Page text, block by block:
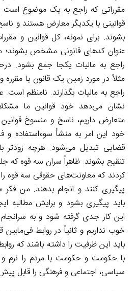
مقرراتی که راجع به یک موضوع است
قوانینی با یکدیگر معارض هستند و
عنوان کدهای قانونی مشخص بشوند؛
راجع به مالیات یکجا جمع بشود.
مثلاً در مورد زمین یک قانون یا
راجع به مالیات بگذارند. نامنظم است.
نشان می‌دهد خود قوانین ما
متعارض داریم، ناسخ و منسوخ
خود این امر به منشأ سوءاستفاده و
قضایی تبدیل می‌شود. هرچه زودتر
تنقیح بشوند. ظاهراً سران سه قوه که
کردند که معاونت‌های حقوقی سه قوه را
پیگیری کنند و انجام بدهند. من فکر
باید پیگیری بشود و برایش مطالبه
این کار جدی گرفته شود و به
خوب نداریم و ثانیاً در روابط
باید این ظرفیت را داشته باشند که
با حکومت و حکومت با مردم را نرم و
سیاسی، اجتماعی و فرهنگی را قابل